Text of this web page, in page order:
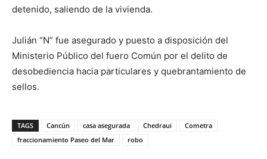
detenido, saliendo de la vivienda.
Julián “N” fue asegurado y puesto a disposición del
Ministerio Público del fuero Común por el delito de
desobediencia hacia particulares y quebrantamiento de
sellos.
TAGS Cancún casa asegurada Chedraui
Cometra
fraccionamiento Paseo del Mar
robo